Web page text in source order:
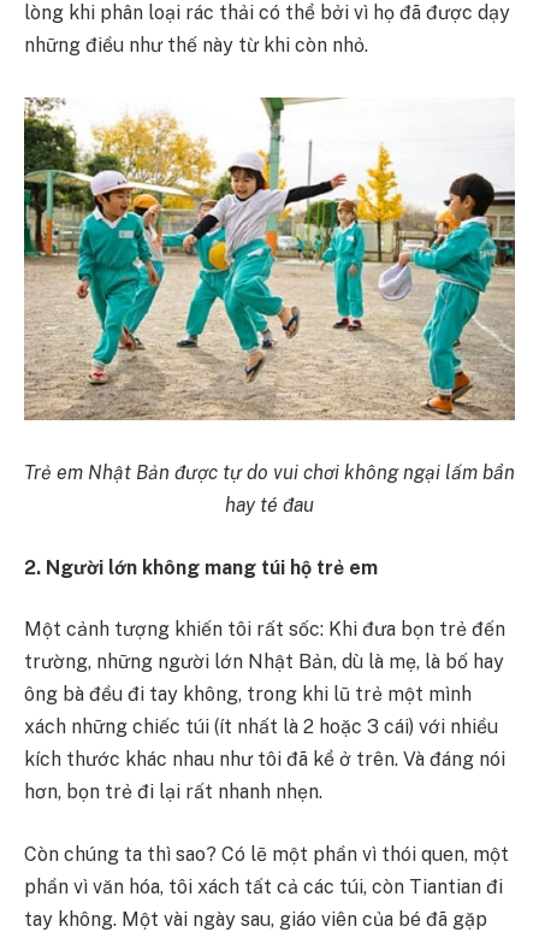
lòng khi phân loại rác thải có thể bởi vì họ đã được dạy
những điều như thế này từ khi còn nhỏ.
Trẻ em Nhật Bản được tự do vui chơi không ngại lấm bẩn
hay té đau
2. Người lớn không mang túi hộ trẻ em
Một cảnh tượng khiến tôi rất sốc: Khi đưa bọn trẻ đến
trường, những người lớn Nhật Bản, dù là mẹ, là bố hay
ông bà đều đi tay không, trong khi lũ trẻ một mình
xách những chiếc túi (ít nhất là 2 hoặc 3 cái) với nhiều
kích thước khác nhau như tôi đã kể ở trên. Và đáng nói
hơn, bọn trẻ đi lại rất nhanh nhẹn.
Còn chúng ta thì sao? Có lẽ một phần vì thói quen, một
phần vì văn hóa, tôi xách tất cả các túi, còn Tiantian đi
tay không. Một vài ngày sau, giáo viên của bé đã gặp